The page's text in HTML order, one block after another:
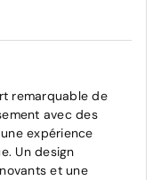
remarquable de
avec des
expérience
Un design
et une